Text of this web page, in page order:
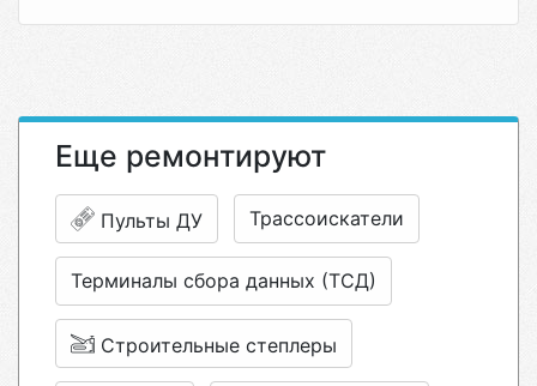
Еще ремонтируют
Пульты ДУ Трассоискатели
Терминалы сбора данных (ТСД)
Строительные степлеры